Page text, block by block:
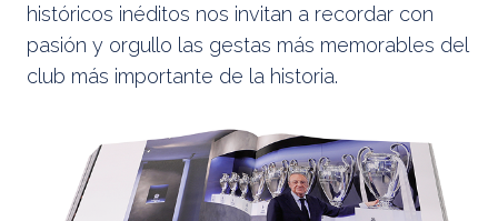
históricos inéditos nos invitan a recordar con
pasión y orgullo las gestas más memorables del
club más importante de la historia.